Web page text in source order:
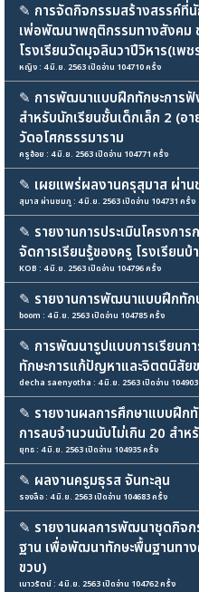
✎ การจัดกิจกรรมสร้างสรรค์ที่
เพ่อพัฒนาพฤติกรรมทางสังคม
โรงเรียนวัดมุจลินวาปีวิหาร(เพช
หญิง : 4 มิ.ย. 2563 เปิดอ่าน 104710 ครั้ง
✎ การพัฒนาแบบฝึกทักษะการฟั
สำหรับนักเรียนชั้นเด็กเล็ก 2 (
วัดอโศกธรรมาราม
ครูอ้อย : 4 มิ.ย. 2563 เปิดอ่าน 104771 ครั้ง
✎ เผยแพร่ผลงานครุสุมาส ผ่า
สุมาส ผ่านชมภู : 4 มิ.ย. 2563 เปิดอ่าน 104731 ครั้ง
✎ รายงานการประเมินโครงกา
จัดการเรียนรู้ของครู โรงเรียน
KOB : 4 มิ.ย. 2563 เปิดอ่าน 104796 ครั้ง
✎ รายงานการพัฒนาแบบฝึกทั
boom : 4 มิ.ย. 2563 เปิดอ่าน 104785 ครั้ง
✎ การพัฒนารูปแบบการเรียนก
ทักษะการแก้ปัญหาและจิตตนิสัย
decha saenyotha : 4 มิ.ย. 2563 เปิดอ่าน
✎ รายงานผลการศึกษาแบบฝึก
การลบจำนวนนับไม่เกิน 20 สำ
ยุทธ : 4 มิ.ย. 2563 เปิดอ่าน 104935 ครั้ง
✎ ผลงานครูมธุรส จันทะลุน
รองลือ : 4 มิ.ย. 2563 เปิดอ่าน 104683 ครั้ง
✎ รายงานผลการพัฒนาชุดกิจก
ฐาน เพื่อพัฒนาทักษะพื้นฐานทา
ขวบ)
เนาวรัตน์ : 4 มิ.ย. 2563 เปิดอ่าน 104762 ครั้ง